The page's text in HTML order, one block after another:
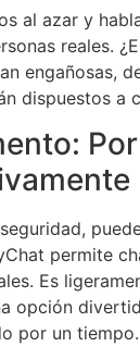
al azar y
reales.
engañosas,
dispuestos a
permite
Es
opción
por un tiempo.